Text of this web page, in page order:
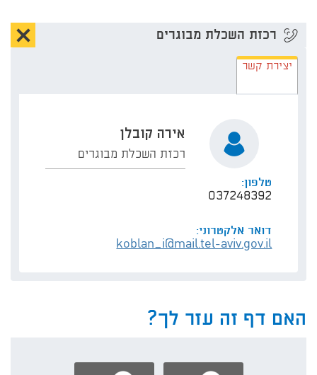
רכזת השכלת מבוגרים
יצירת קשר
אירה קובלן
רכזת השכלת מבוגרים
טלפון:
037248392
דואר אלקטרוני:
koblan_i@mail.tel-aviv.gov.il
האם דף זה עזר לך?